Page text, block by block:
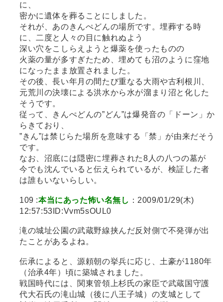
に、
密かに遺体を葬ることにしました。
それが、あのきんぺどんの場所です。埋葬する時
に、二度と人々の目に触れぬよう
深い穴をこしらえようと爆薬を使ったものの
火薬の量が多すぎたため、埋めても沼のように窪地
になったまま放置されました。
その後、長い年月の間たび重なる大雨や古利根川、
元荒川の決壊による洪水から水が溜まり沼と化した
そうです。
従って、きんぺどんの”どん”は爆発音の「ドーン」か
らきており、
”きん”は禁じらた場所を意味する「禁」が由来だそう
です。
なお、沼底には隠密に埋葬された8人の八つの墓が
今でも沈んでいると伝えられているが、検証した者
は誰もいないらしい。
109 :本当にあった怖い名無し ：2009/01/29(木)
12:57:53ID:Vvm5sOUL0
滝の城址公園の武蔵野線挟んだ反対側で不発弾が出
たことがあるよね。
伝承によると、源頼朝の挙兵に応じ、土豪が1180年
（治承4年）頃に築城されました。
戦国時代には、関東管領上杉氏の家臣で武蔵国守護
代大石氏の滝山城（後に八王子城）の支城として